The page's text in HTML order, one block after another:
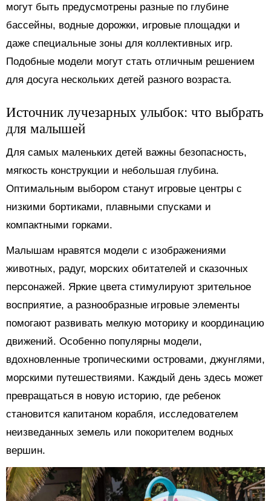
могут быть предусмотрены разные по глубине
бассейны, водные дорожки, игровые площадки и
даже специальные зоны для коллективных игр.
Подобные модели могут стать отличным решением
для досуга нескольких детей разного возраста.
Источник лучезарных улыбок: что выбрать
для малышей
Для самых маленьких детей важны безопасность,
мягкость конструкции и небольшая глубина.
Оптимальным выбором станут игровые центры с
низкими бортиками, плавными спусками и
компактными горками.
Малышам нравятся модели с изображениями
животных, радуг, морских обитателей и сказочных
персонажей. Яркие цвета стимулируют зрительное
восприятие, а разнообразные игровые элементы
помогают развивать мелкую моторику и координацию
движений. Особенно популярны модели,
вдохновленные тропическими островами, джунглями,
морскими путешествиями. Каждый день здесь может
превращаться в новую историю, где ребенок
становится капитаном корабля, исследователем
неизведанных земель или покорителем водных
вершин.